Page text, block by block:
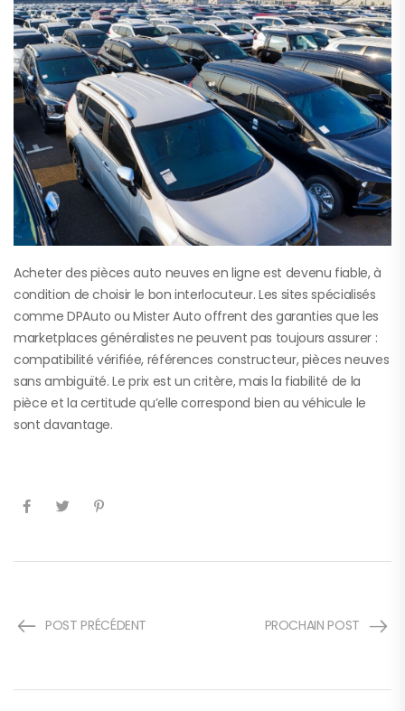
Acheter des pièces auto neuves en ligne est devenu fiable, à
condition de choisir le bon interlocuteur. Les sites spécialisés
comme DPAuto ou Mister Auto offrent des garanties que les
marketplaces généralistes ne peuvent pas toujours assurer :
compatibilité vérifiée, références constructeur, pièces neuves
sans ambiguïté. Le prix est un critère, mais la fiabilité de la
pièce et la certitude qu’elle correspond bien au véhicule le
sont davantage.
POST PRÉCÉDENT PROCHAIN POST